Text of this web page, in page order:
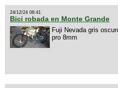
24/12/24 08:41
Bici robada en Monte Grande
Fuji Nevada gris
pro 8mm